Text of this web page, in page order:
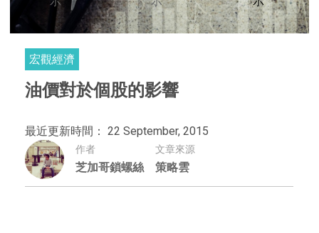
宏觀經濟
油價對於個股的影響
最近更新時間： 22 September, 2015
作者
芝加哥鎖螺絲
文章來源
策略雲